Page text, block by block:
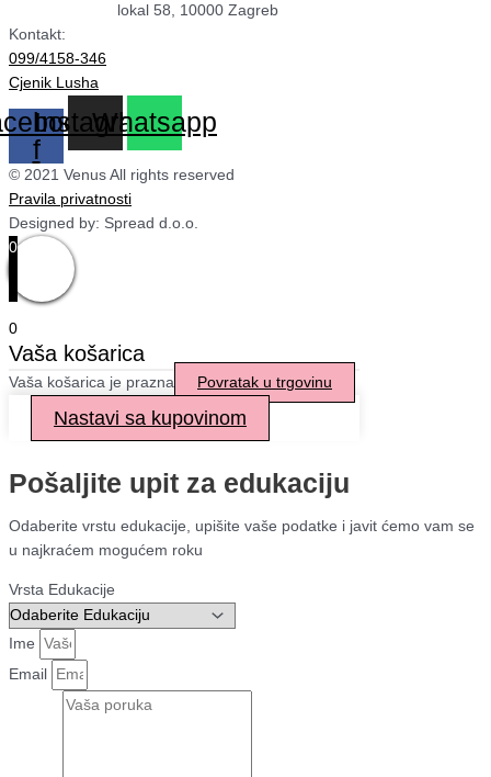
lokal 58, 10000 Zagreb
Kontakt:
099/4158-346
Cjenik Lusha
f
Instagram
Whatsapp
© 2021 Venus All rights reserved
Pravila privatnosti
Designed by: Spread d.o.o.
0
0
Vaša košarica
Vaša košarica je prazna Povratak u trgovinu
Nastavi sa kupovinom
Pošaljite upit za edukaciju
Odaberite vrstu edukacije, upišite vaše podatke i javit ćemo vam se
u najkraćem mogućem roku
Vrsta Edukacije
Ime
Email